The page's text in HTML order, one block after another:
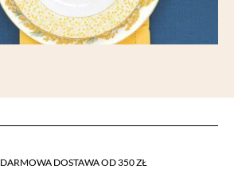
DARMOWA DOSTAWA OD 350 ZŁ